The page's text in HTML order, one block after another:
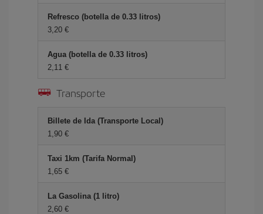
Refresco (botella de 0.33 litros)
3,20 €
Agua (botella de 0.33 litros)
2,11 €
Transporte
Billete de Ida (Transporte Local)
1,90 €
Taxi 1km (Tarifa Normal)
1,65 €
La Gasolina (1 litro)
2,60 €